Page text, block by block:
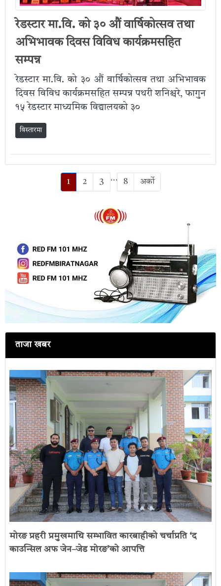
रेडस्टार मा.वि. को ३० औं वार्षिकोत्सव तथा
अभिभावक दिवस विविध कार्यक्रमसहित
सम्पन्न
रेडस्टार मा.वि. को ३० औं वार्षिकोत्सव तथा अभिभावक
दिवस विविध कार्यक्रमसहित सम्पन्न पथरी शनिश्चरे, फागुन
१५ रेडस्टार माध्यमिक विद्यालयको ३०
विस्तारमा
1 2 3 … 8 अर्को
ताजा खबर
मोरङ प्रहरी प्रमुखमाथि सम्भावित कारबाहीको चर्चाप्रति ‘द
काउन्सिल अफ जेन–जेड मोरङ’को आपत्ति